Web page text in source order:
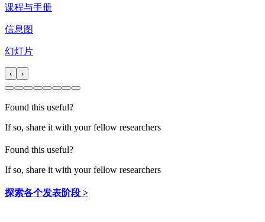
课程与手册
信息图
幻灯片
‹ ›
Found this useful?
If so, share it with your fellow researchers
Found this useful?
If so, share it with your fellow researchers
探索各个发表阶段 >